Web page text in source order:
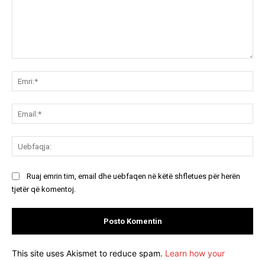
Ruaj emrin tim, email dhe uebfaqen në këtë shfletues për herën
tjetër që komentoj.
This site uses Akismet to reduce spam. Learn how your